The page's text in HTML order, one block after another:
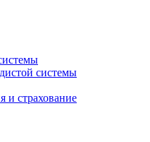
системы
и страхование